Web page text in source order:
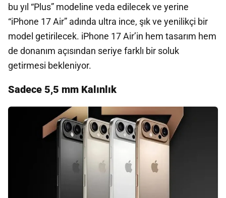
bu yıl “Plus” modeline veda edilecek ve yerine
“iPhone 17 Air” adında ultra ince, şık ve yenilikçi bir
model getirilecek. iPhone 17 Air’in hem tasarım hem
de donanım açısından seriye farklı bir soluk
getirmesi bekleniyor.
Sadece 5,5 mm Kalınlık